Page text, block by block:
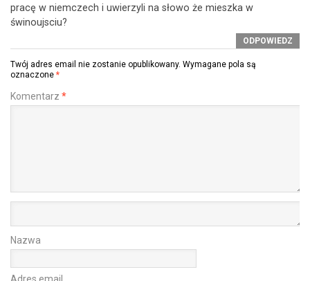
pracę w niemczech i uwierzyli na słowo że mieszka w
świnoujsciu?
ODPOWIEDZ
Twój adres email nie zostanie opublikowany. Wymagane pola są
oznaczone *
Komentarz *
Nazwa